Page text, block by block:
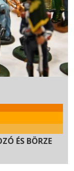
ÉS BÖRZE